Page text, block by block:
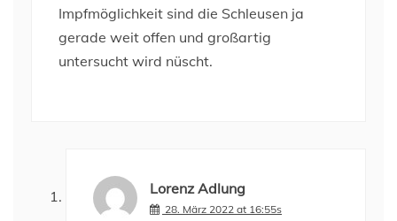
Impfmöglichkeit sind die Schleusen ja
gerade weit offen und großartig
untersucht wird nüscht.
Lorenz Adlung
28. März 2022 at 16:55s